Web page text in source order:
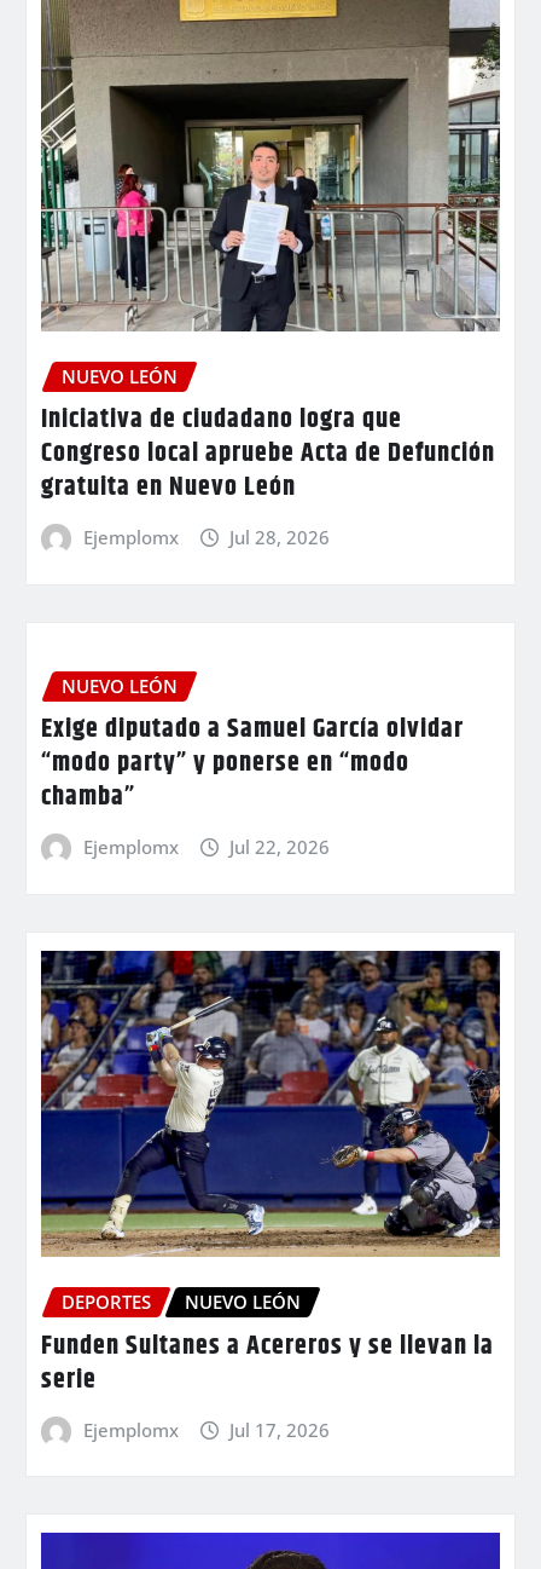
NUEVO LEÓN
Iniciativa de ciudadano logra que
Congreso local apruebe Acta de Defunción
gratuita en Nuevo León
Ejemplomx Jul 28, 2026
NUEVO LEÓN
Exige diputado a Samuel García olvidar
“modo party” y ponerse en “modo
chamba”
Ejemplomx Jul 22, 2026
DEPORTES NUEVO LEÓN
Funden Sultanes a Acereros y se llevan la
serie
Ejemplomx Jul 17, 2026